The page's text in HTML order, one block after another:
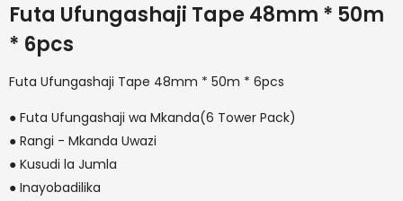
Futa Ufungashaji Tape 48mm * 50m
* 6pcs
Futa Ufungashaji Tape 48mm * 50m * 6pcs
● Futa Ufungashaji wa Mkanda(6 Tower Pack)
● Rangi - Mkanda Uwazi
● Kusudi la Jumla
● Inayobadilika